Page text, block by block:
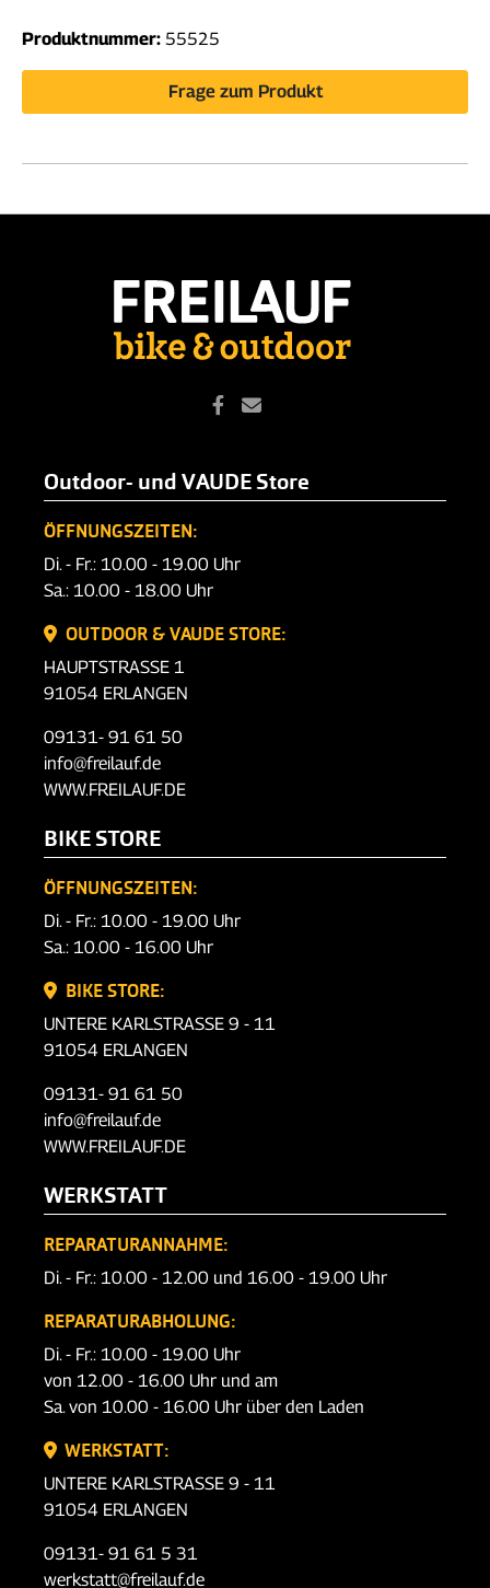
Produktnummer: 55525
Frage zum Produkt
Outdoor- und VAUDE Store
ÖFFNUNGSZEITEN:
Di. - Fr.: 10.00 - 19.00 Uhr
Sa.: 10.00 - 18.00 Uhr
OUTDOOR & VAUDE STORE:
HAUPTSTRASSE 1
91054 ERLANGEN
09131- 91 61 50
info@freilauf.de
WWW.FREILAUF.DE
BIKE STORE
ÖFFNUNGSZEITEN:
Di. - Fr.: 10.00 - 19.00 Uhr
Sa.: 10.00 - 16.00 Uhr
BIKE STORE:
UNTERE KARLSTRASSE 9 - 11
91054 ERLANGEN
09131- 91 61 50
info@freilauf.de
WWW.FREILAUF.DE
WERKSTATT
REPARATURANNAHME:
Di. - Fr.: 10.00 - 12.00 und 16.00 - 19.00 Uhr
REPARATURABHOLUNG:
Di. - Fr.: 10.00 - 19.00 Uhr
von 12.00 - 16.00 Uhr und am
Sa. von 10.00 - 16.00 Uhr über den Laden
WERKSTATT:
UNTERE KARLSTRASSE 9 - 11
91054 ERLANGEN
09131- 91 61 5 31
werkstatt@freilauf.de